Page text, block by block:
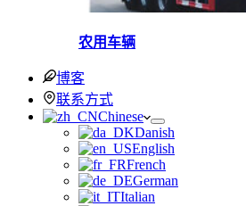
农用车辆
博客
联系方式
Chinese
Danish
English
French
German
Italian